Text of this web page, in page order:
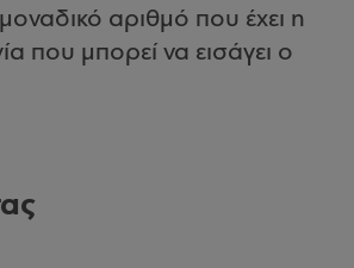
αριθμό που έχει η
που μπορεί να εισάγει ο